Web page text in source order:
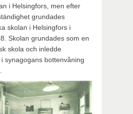
i Helsingfors, men efter
grundades
skolan i Helsingfors i
Skolan grundades som en
skola och inledde
synagogans bottenvåning